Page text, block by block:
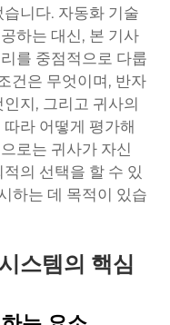
니다. 자동화 기술
하는 대신, 본 기사
를 중점적으로 다룹
건은 무엇이며, 반자
지, 그리고 귀사의
라 어떻게 평가해
로는 귀사가 자신
의 선택을 할 수 있
하는 데 목적이 있습
스템의 핵심